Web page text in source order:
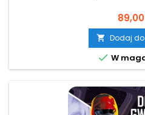
Cena
89,00
 Dodaj
 W